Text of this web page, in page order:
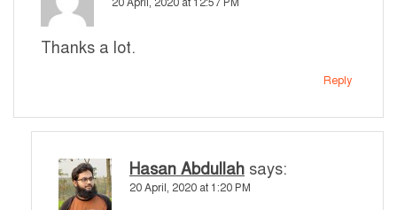
Thanks a lot.
Reply
Hasan Abdullah says:
20 April, 2020 at 1:20 PM